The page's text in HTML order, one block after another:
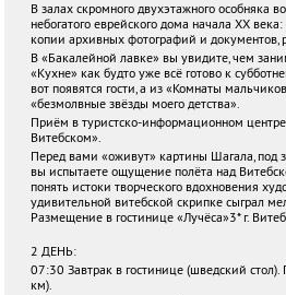
В залах скромного двухэтажного особняка
небогатого еврейского дома начала ХХ
копии архивных фотографий и документов,
В «Бакалейной лавке» вы увидите, чем
«Кухне» как будто уже всё готово к
вот появятся гости, а из «Комнаты
«безмолвные звёзды моего детства».
Приём в туристско-информационном
Витебском».
Перед вами «оживут» картины Шагала, под
вы испытаете ощущение полёта над
понять истоки творческого вдохновения
удивительной витебской скрипке сыграл
Размещение в гостинице «Лучёса»3* г.
2 ДЕНЬ:
07:30 Завтрак в гостинице (шведский
км).